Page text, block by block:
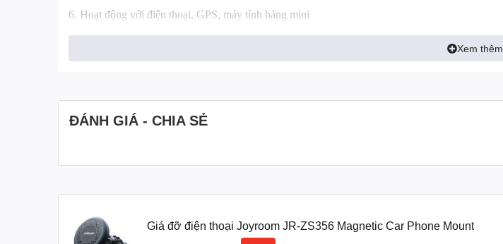
6. Hoạt động với điện thoại, GPS, máy tính bảng mini
Trọng lượng tịnh: 60g
Kích thước：45x45x60mm
Xem thêm
ĐÁNH GIÁ - CHIA SẺ
Giá đỡ điện thoại Joyroom JR-ZS356 Magnetic Car Phone Mount